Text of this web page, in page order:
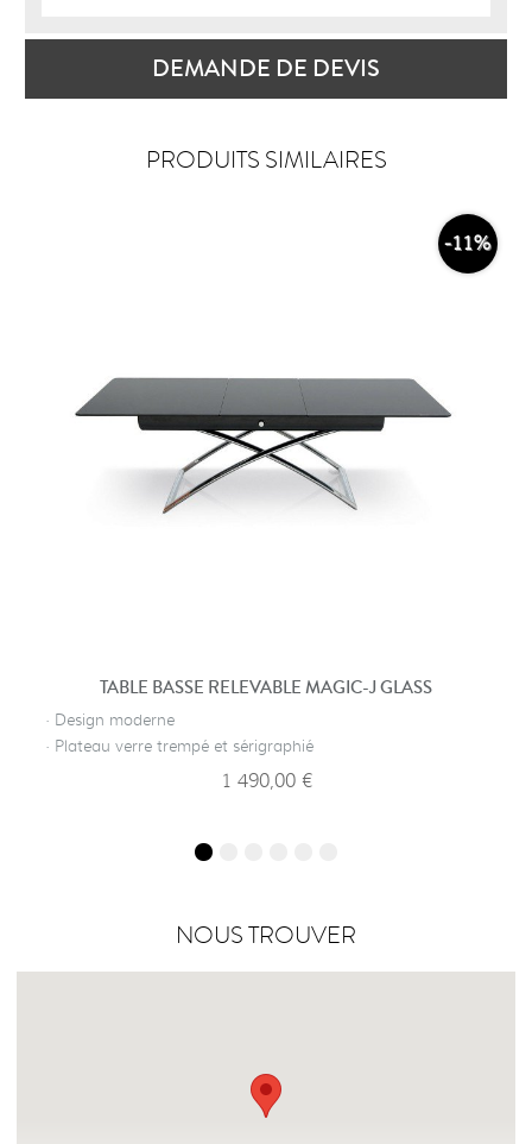
DEMANDE DE DEVIS
PRODUITS SIMILAIRES
-11%
TABLE BASSE RELEVABLE MAGIC-J GLASS
· Design moderne
· Plateau verre trempé et sérigraphié
1 490,00 €
NOUS TROUVER